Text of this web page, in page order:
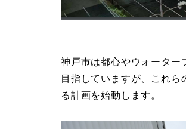
神戸市は都心やウォーター
目指していますが、これら
る計画を始動します。